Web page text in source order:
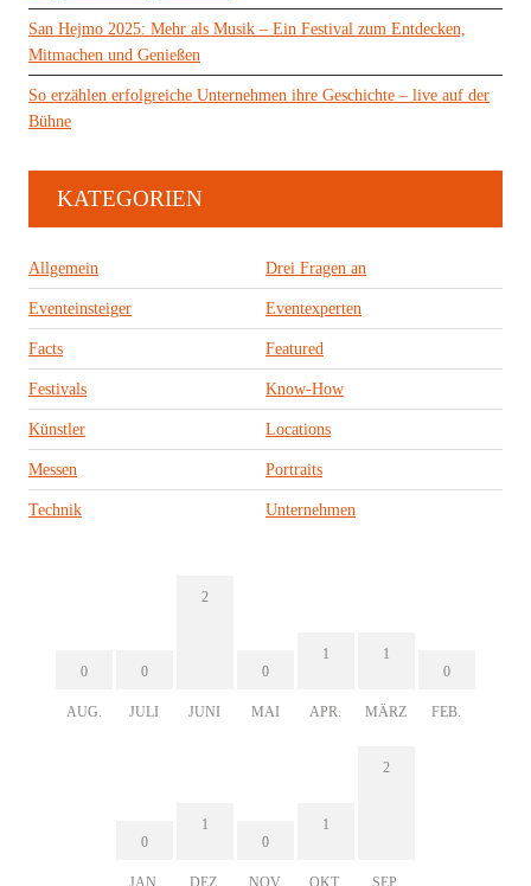
San Hejmo 2025: Mehr als Musik – Ein Festival zum Entdecken,
Mitmachen und Genießen
So erzählen erfolgreiche Unternehmen ihre Geschichte – live auf der
Bühne
KATEGORIEN
Allgemein Drei Fragen an
Eventeinsteiger Eventexperten
Facts Featured
Festivals Know-How
Künstler Locations
Messen Portraits
Technik Unternehmen
0
AUG.
0
JULI
2
JUNI
0
MAI
1
APR.
1
MÄRZ
0
FEB.
0
JAN.
1
DEZ.
0
NOV.
1
OKT.
2
SEP.